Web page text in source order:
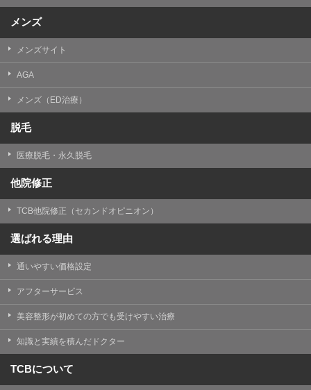
メンズ
メンズサイト
AGA
メンズ（ED治療）
脱毛
医療脱毛・永久脱毛
他院修正
TCB他院修正（セカンドオピニオン）
選ばれる理由
通いやすい価格設定
アフターサービス
美容整形が初めての方でも受けやすい治療
知識と実績を積んだドクター
TCBについて